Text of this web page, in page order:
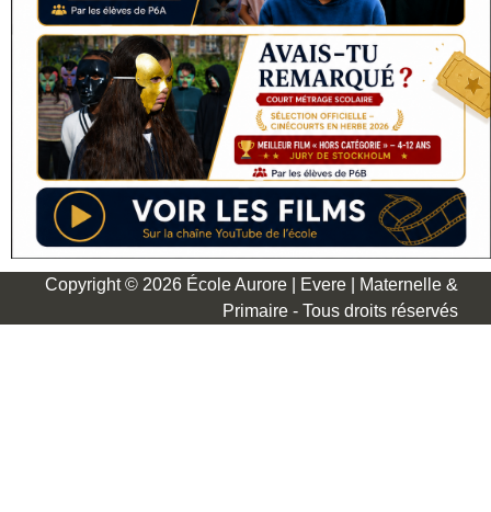
Copyright © 2026 École Aurore | Evere | Maternelle &
Primaire - Tous droits réservés